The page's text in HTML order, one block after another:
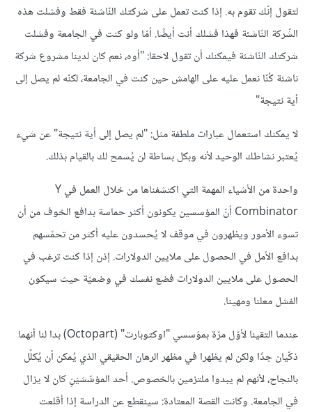
لتقول إنّك تقوم به. إذا كنت تعمل على شركتك النّاشئة فقط وفشلت هذه
الشّركة النّاشئة فهذا فشلك أنت أيضًا. أمّا ولو كنت في الجامعة وفشلت
شركتك النّاشئة فيمكنك أن تقول لاحقا: "أوه، نعم كان لدينا مشروع شركة
ناشئة كُنّا نعمل عليه على الهامش حين كنت في الجامعة، لكنّه لم يصل إلى
أية نتيجة"
لا يمكنك استعمال عبارات ملطفة مثل: "لم يصل إلى أية نتيجة" عن شيء
يُعتبر نشاطك الوحيد لأنه وبكل بساطة لن يُسمح لك بالقيام بذلك.
واحدة من الأشياء المهمة التي اكتشفناها من خلال العمل في Y
Combinator أنّ المؤسسين يكونون أكثر حماسة بدافع الخوف من أن
تسوء الأمور ويظهرون في موقف لا يُحسدون عليه أكثر من تحمّسهم
بدافع الأمل في الحصول على ملايين الدولارات. إذن إذا كنت ترغب في
الحصول على ملايين الدولارات فضع نفسك في وضعيّة حيث سيكون
الفشل معلنا ومهينا.
عندما التقينا لأوّل مرّة بمؤسسي "اوكتوبارت" (Octopart) بدا لنا أنهما
ذكّيان جدًا ولكن لم يظهرا في مظهر الرهان الحقيقي الذي يُمكن أن يُكلّل
بالنجاح، لأنهم لم يبدوا ملتزمين بالخصوص. أحد المؤسِّسَيْنِ كان لا يزال
في الجامعة. وكانت القصة المعتادة: سينقطع عن الدراسة إذا أقلعت